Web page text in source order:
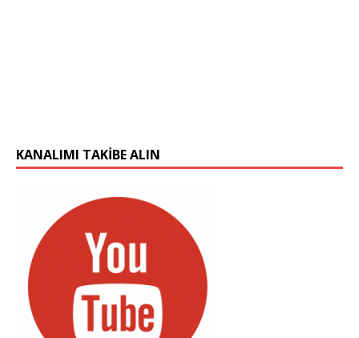
KANALIMI TAKIBE ALIN